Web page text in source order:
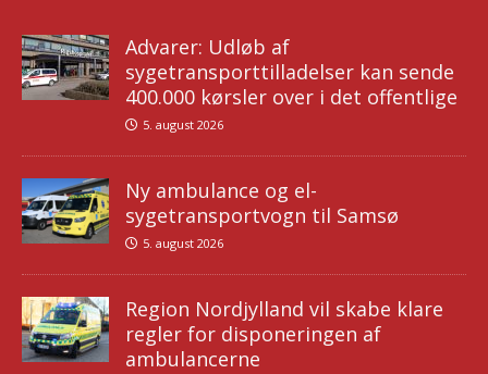
Advarer: Udløb af
sygetransporttilladelser kan sende
400.000 kørsler over i det offentlige
5. august 2026
Ny ambulance og el-
sygetransportvogn til Samsø
5. august 2026
Region Nordjylland vil skabe klare
regler for disponeringen af
ambulancerne